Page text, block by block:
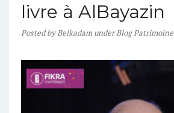
livre à AlBayazin
PostedbyBelkadam underBlog Patrimoine